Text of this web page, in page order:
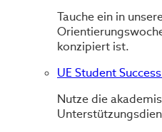
Tauche ein in
konzipiert ist.
UE Student
Nutze die